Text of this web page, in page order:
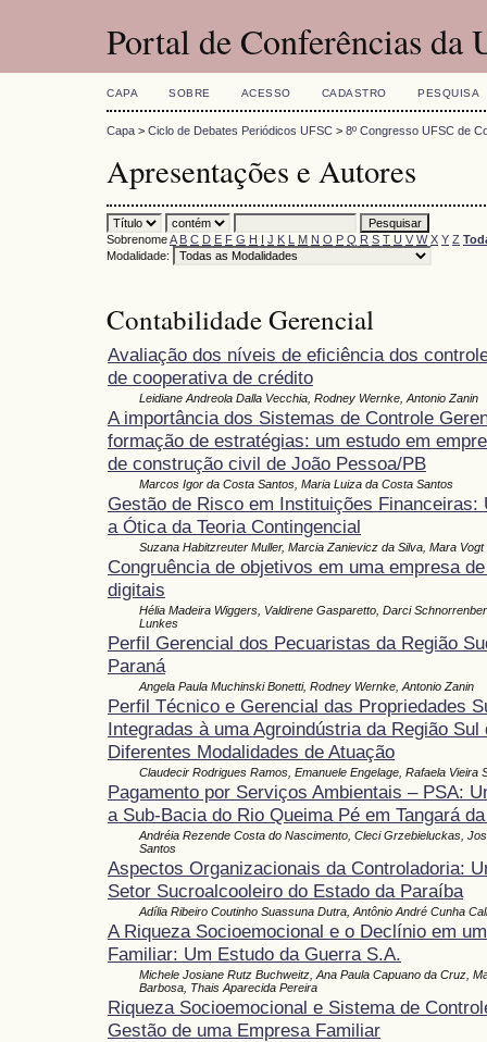
Portal de Conferências da
CAPA SOBRE ACESSO CADASTRO PESQUISA
Capa > Ciclo de Debates Periódicos UFSC > 8º Congresso UFSC de
Apresentações e Autores
SobrenomeA B C D E F G H I J K L M N O P Q R S T U V W X Y Z
Modalidade:
Contabilidade Gerencial
Avaliação dos níveis de eficiência dos
de cooperativa de crédito
Leidiane Andreola Dalla Vecchia, Rodney Wernke, Antonio Zanin
A importância dos Sistemas de Controle
formação de estratégias: um estudo em
de construção civil de João Pessoa/PB
Marcos Igor da Costa Santos, Maria Luiza da Costa Santos
Gestão de Risco em Instituições Financeiras:
a Ótica da Teoria Contingencial
Suzana Habitzreuter Muller, Marcia Zanievicz da Silva, Mara Vogt
Congruência de objetivos em uma empresa
digitais
Hélia Madeira Wiggers, Valdirene Gasparetto, Darci
Lunkes
Perfil Gerencial dos Pecuaristas da Região
Paraná
Angela Paula Muchinski Bonetti, Rodney Wernke, Antonio Zanin
Perfil Técnico e Gerencial das Propriedades
Integradas à uma Agroindústria da Região Sul
Diferentes Modalidades de Atuação
Claudecir Rodrigues Ramos, Emanuele Engelage, Rafaela Vieira
Pagamento por Serviços Ambientais – PSA:
a Sub-Bacia do Rio Queima Pé em Tangará
Andréia Rezende Costa do Nascimento, Cleci Grzebieluckas,
Santos
Aspectos Organizacionais da Controladoria:
Setor Sucroalcooleiro do Estado da Paraíba
Adília Ribeiro Coutinho Suassuna Dutra, Antônio André Cunha
A Riqueza Socioemocional e o Declínio em
Familiar: Um Estudo da Guerra S.A.
Michele Josiane Rutz Buchweitz, Ana Paula Capuano da Cruz,
Barbosa, Thais Aparecida Pereira
Riqueza Socioemocional e Sistema de
Gestão de uma Empresa Familiar